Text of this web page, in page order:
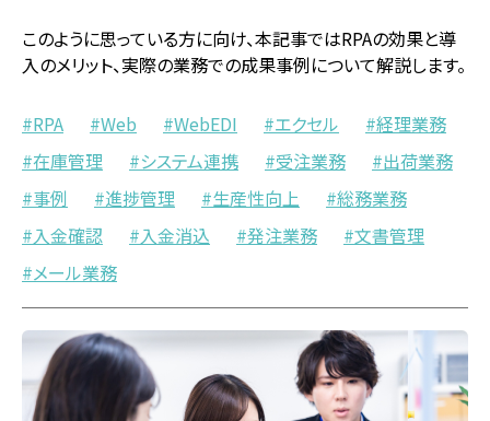
このように思っている方に向け、本記事ではRPAの効果と導
入のメリット、実際の業務での成果事例について解説します。
RPA Web WebEDI エクセル
経理業務
在庫管理
システム連携 受注業務
出荷業務
事例
進捗管理 生産性向上
総務業務
入金確認
入金消込 発注業務
文書管理
メール業務